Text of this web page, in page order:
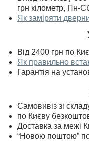
грн кілометр, Пн-
Як заміряти
Від 2400 грн по
Як правильно
Гарантія на
Самовивіз зі
по Києву
Доставка за межі
“Новою поштою” по